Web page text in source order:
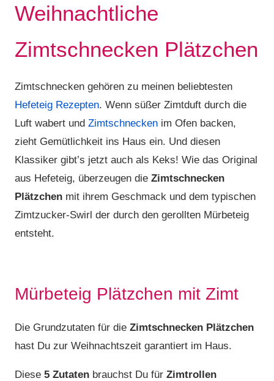
Weihnachtliche
Zimtschnecken Plätzchen
Zimtschnecken gehören zu meinen beliebtesten
Hefeteig Rezepten. Wenn süßer Zimtduft durch die
Luft wabert und Zimtschnecken im Ofen backen,
zieht Gemütlichkeit ins Haus ein. Und diesen
Klassiker gibt’s jetzt auch als Keks! Wie das Original
aus Hefeteig, überzeugen die Zimtschnecken
Plätzchen mit ihrem Geschmack und dem typischen
Zimtzucker-Swirl der durch den gerollten Mürbeteig
entsteht.
Mürbeteig Plätzchen mit Zimt
Die Grundzutaten für die Zimtschnecken Plätzchen
hast Du zur Weihnachtszeit garantiert im Haus.
Diese 5 Zutaten brauchst Du für Zimtrollen